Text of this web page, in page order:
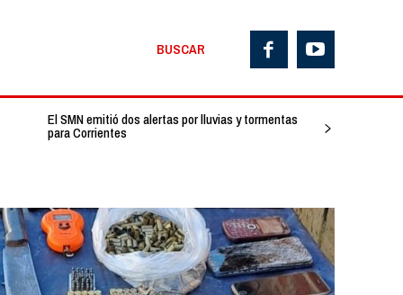
BUSCAR
El SMN emitió dos alertas por lluvias y tormentas
para Corrientes